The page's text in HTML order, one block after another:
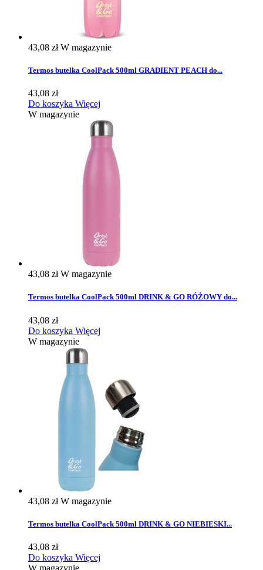
43,08 złW magazynie
Termos butelka CoolPack 500ml GRADIENT PEACH do...
43,08 zł
Do koszyka Więcej
W magazynie
43,08 złW magazynie
Termos butelka CoolPack 500ml DRINK & GO RÓŻOWY do...
43,08 zł
Do koszyka Więcej
W magazynie
43,08 złW magazynie
Termos butelka CoolPack 500ml DRINK & GO NIEBIESKI...
43,08 zł
Do koszyka Więcej
W magazynie